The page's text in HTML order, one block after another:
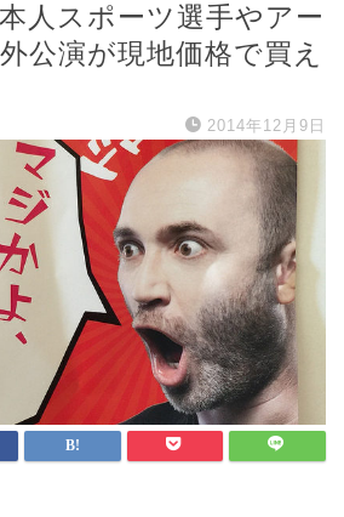
人スポーツ選手やアー
公演が現地価格で買え
2014年12月9日